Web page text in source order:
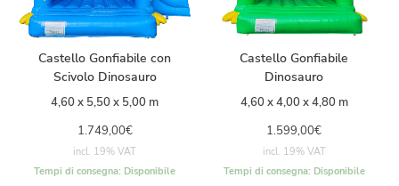
Castello Gonfiabile con
Scivolo Dinosauro
4,60 x 5,50 x 5,00 m
1.749,00€
incl. 19% VAT
Tempi di consegna: Disponibile
Castello Gonfiabile
Dinosauro
4,60 x 4,00 x 4,80 m
1.599,00€
incl. 19% VAT
Tempi di consegna: Disponibile